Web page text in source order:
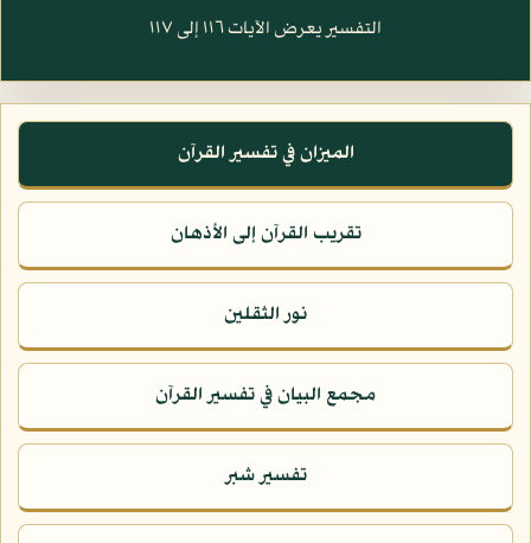
التفسير يعرض الآيات ١١٦ إلى ١١٧
الميزان في تفسير القرآن
تقريب القرآن إلى الأذهان
نور الثقلين
مجمع البيان في تفسير القرآن
تفسير شبر